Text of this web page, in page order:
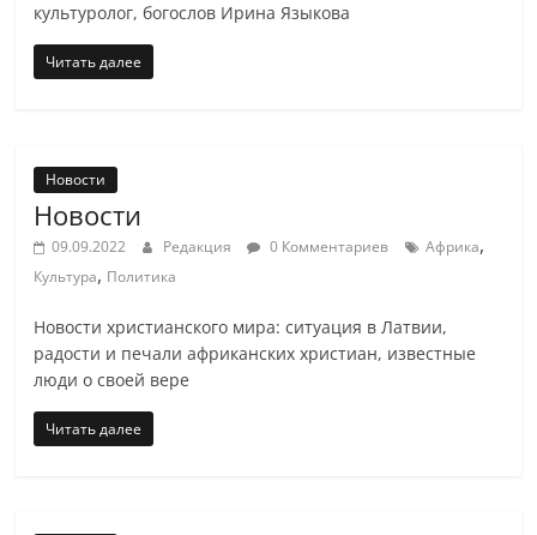
культуролог, богослов Ирина Языкова
Читать далее
Новости
Новости
09.09.2022 Редакция 0 Комментариев Африка,
Культура, Политика
Новости христианского мира: ситуация в Латвии,
радости и печали африканских христиан, известные
люди о своей вере
Читать далее